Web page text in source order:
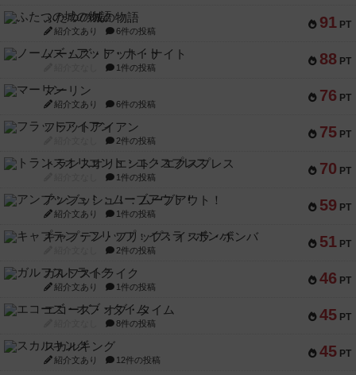
91 PT
ふたつの城の物語
紹介文あり 6件の投稿
88 PT
ノームズ・アット・ナイト
1件の投稿
76 PT
マーリン
紹介文あり 6件の投稿
75 PT
フラットアイアン
2件の投稿
70 PT
トランスオリエント・エクスプレス
1件の投稿
59 PT
アンブッシュ！：ムーブアウト！
紹介文あり 1件の投稿
51 PT
キャプテン・フリップ：イスラ・ボンバ
2件の投稿
46 PT
ガルフストライク
紹介文あり 1件の投稿
45 PT
エコーズ・オブ・タイム
8件の投稿
45 PT
スカルキング
紹介文あり 12件の投稿